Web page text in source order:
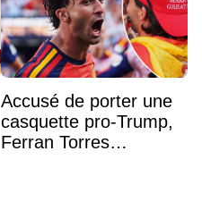
Accusé de porter une
casquette pro-Trump,
Ferran Torres